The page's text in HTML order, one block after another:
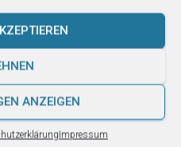
ANZEIGEN
Impressum
von Millionen Arten,